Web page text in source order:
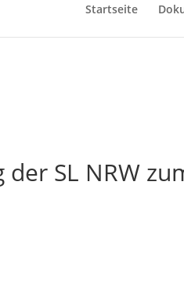
Startseite
SL NRW